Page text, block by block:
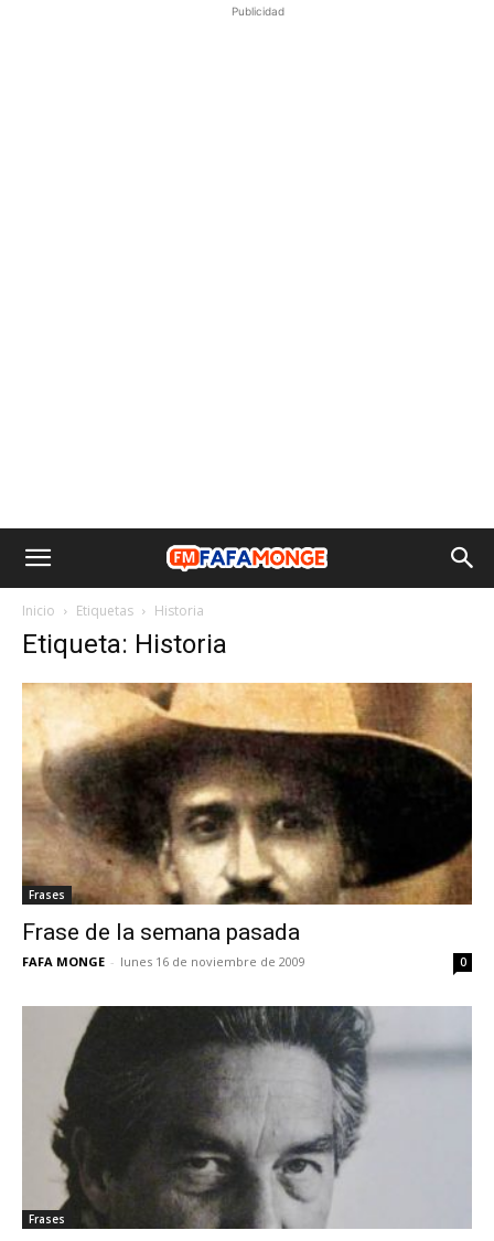
Publicidad
Inicio Etiquetas Historia
Etiqueta: Historia
Frases
Frase de la semana pasada
FAFA MONGE - lunes 16 de noviembre de 2009 0
Frases